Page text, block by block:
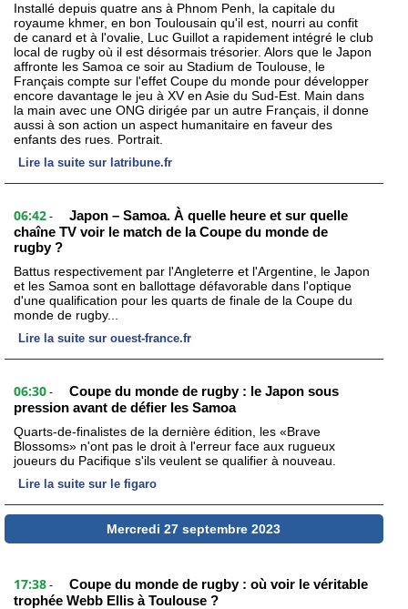
Installé depuis quatre ans à Phnom Penh, la capitale du
royaume khmer, en bon Toulousain qu'il est, nourri au confit
de canard et à l'ovalie, Luc Guillot a rapidement intégré le club
local de rugby où il est désormais trésorier. Alors que le Japon
affronte les Samoa ce soir au Stadium de Toulouse, le
Français compte sur l'effet Coupe du monde pour développer
encore davantage le jeu à XV en Asie du Sud-Est. Main dans
la main avec une ONG dirigée par un autre Français, il donne
aussi à son action un aspect humanitaire en faveur des
enfants des rues. Portrait.
Lire la suite sur latribune.fr
06:42 -
Japon – Samoa. À quelle heure et sur quelle
chaîne TV voir le match de la Coupe du monde de
rugby ?
Battus respectivement par l'Angleterre et l'Argentine, le Japon
et les Samoa sont en ballottage défavorable dans l'optique
d'une qualification pour les quarts de finale de la Coupe du
monde de rugby...
Lire la suite sur ouest-france.fr
06:30 -
Coupe du monde de rugby : le Japon sous
pression avant de défier les Samoa
Quarts-de-finalistes de la dernière édition, les «Brave
Blossoms» n'ont pas le droit à l'erreur face aux rugueux
joueurs du Pacifique s'ils veulent se qualifier à nouveau.
Lire la suite sur le figaro
Mercredi 27 septembre 2023
17:38 -
Coupe du monde de rugby : où voir le véritable
trophée Webb Ellis à Toulouse ?